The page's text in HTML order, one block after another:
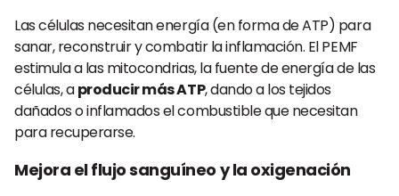
Las células necesitan energía (en forma de ATP) para
sanar, reconstruir y combatir la inflamación. El PEMF
estimula a las mitocondrias, la fuente de energía de las
células, aproducir más ATP, dando a los tejidos
dañados o inflamados el combustible que necesitan
para recuperarse.
Mejora el flujo sanguíneo y la oxigenación